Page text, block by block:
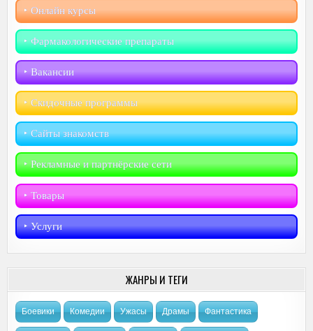
‣︎ Онлайн курсы
‣︎ Фармакологические препараты
‣︎ Вакансии
‣︎ Скидочные программы
‣︎ Сайты знакомств
‣︎ Рекламные и партнёрские сети
‣︎ Товары
‣︎ Услуги
ЖАНРЫ И ТЕГИ
Боевики Комедии Ужасы Драмы Фантастика